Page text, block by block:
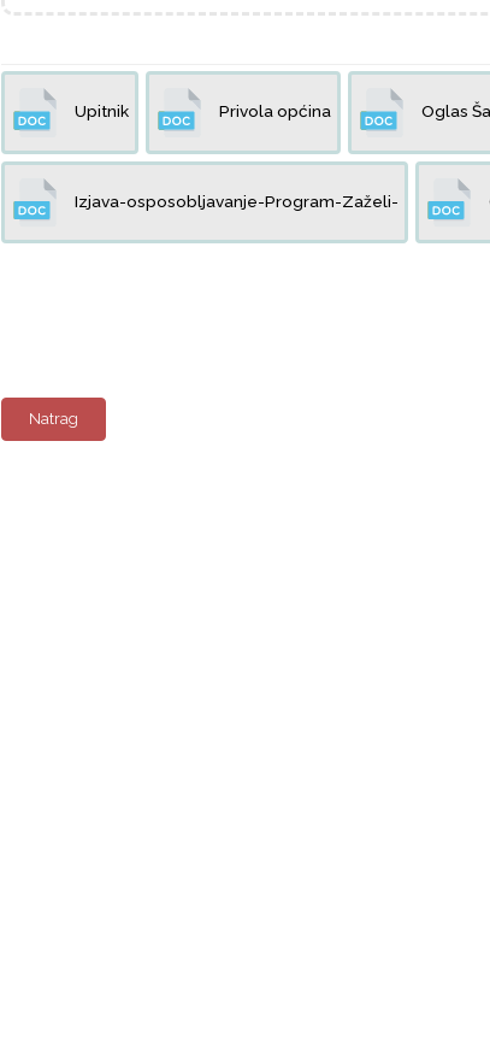
Upitnik Privola općina Oglas
Izjava-osposobljavanje-Program-Zaželi-
Natrag